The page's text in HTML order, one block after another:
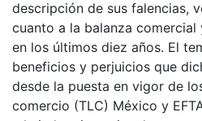
descripción de sus falencias,
cuanto a la balanza
en los últimos diez años. El
beneficios y perjuicios que
desde la puesta en vigor de
comercio (TLC) México y